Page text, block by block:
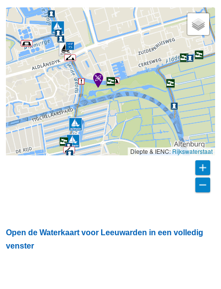
Diepte & IENC: Rijkswaterstaat
Open de Waterkaart voor Leeuwarden in een volledig
venster